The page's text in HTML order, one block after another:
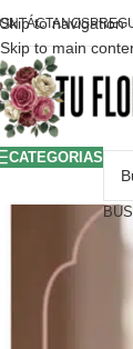
Skip to navigation
Skip to main
CATEGORIAS